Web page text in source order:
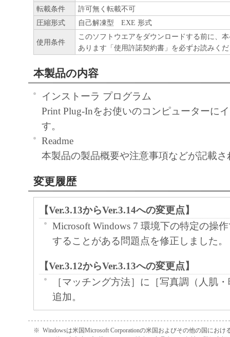
「本ソフトウエア」及びその複製物に
権は、その内容によりキヤノンまたは
ンサーに帰属します。
「許諾ソフトウエア」が、CD-ROM等
されて提供されている場合、キヤノン
諾ソフトウエア」を購入した日から90
フトウエア」が格納されている記憶媒
す。当該保証期間中に「メディア」に
見された場合には、キヤノンは、「メ
保証の否認・免責
「本ソフトウエア」は、『現状の
用許諾されます。キヤノン、キヤ
それらの販売代理店及び販売店は
ア」に関して、商品性及び特定の
保証を含め、いかなる保証も、明
とを問わず一切しないものとしま
キヤノン、キヤノンの関連会社、
店及び販売店は、「許諾ソフトウ
は使用不能から生ずるいかなる損
その他の派生的または付随的な損
転載条件
許可無く転載不可
圧縮形式
自己解凍型 EXE 形式
使用条件
このソフトウエアをダウンロードする前に、
あります「使用許諾契約書」を必ずお読みく
本製品の内容
インストーラ プログラム
Print Plug-Inをお使いのコンピューターに
す。
Readme
本製品の製品概要や注意事項などが記載
変更履歴
【Ver.3.13からVer.3.14への変更点】
Microsoft Windows 7 環境下の特定の操
することがある問題点を修正しました。
【Ver.3.12からVer.3.13への変更点】
［マッチング方法］に［写真調（人肌
追加。
【Ver.3.10からVer.3.12への変更点】
※ Windowsは米国Microsoft Corporationの米国およびその他の国におけ